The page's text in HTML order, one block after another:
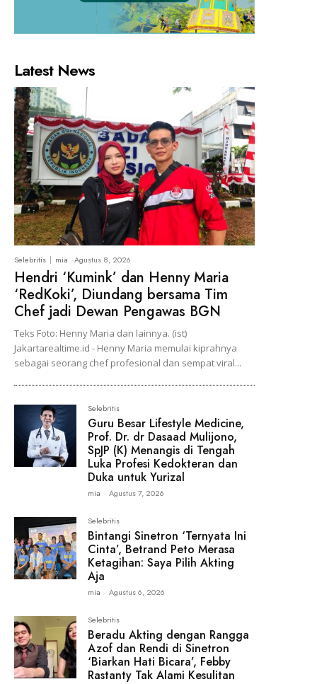
Latest News
Selebritis mia -Agustus 8, 2026
Hendri ‘Kumink’ dan Henny Maria
‘RedKoki’, Diundang bersama Tim
Chef jadi Dewan Pengawas BGN
Teks Foto: Henny Maria dan lainnya. (ist)
Jakartarealtime.id - Henny Maria memulai kiprahnya
sebagai seorang chef profesional dan sempat viral...
Selebritis
Guru Besar Lifestyle Medicine,
Prof. Dr. dr Dasaad Mulijono,
SpJP (K) Menangis di Tengah
Luka Profesi Kedokteran dan
Duka untuk Yurizal
mia - Agustus 7, 2026
Selebritis
Bintangi Sinetron ‘Ternyata Ini
Cinta’, Betrand Peto Merasa
Ketagihan: Saya Pilih Akting
Aja
mia - Agustus 6, 2026
Selebritis
Beradu Akting dengan Rangga
Azof dan Rendi di Sinetron
‘Biarkan Hati Bicara’, Febby
Rastanty Tak Alami Kesulitan